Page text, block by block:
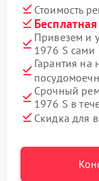
Стоимость
Привезем и
1976 S сами
Гарантия
Срочный
1976 S в
Скидка для